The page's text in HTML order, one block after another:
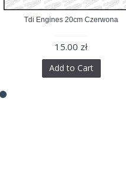
Tdi Engines 20cm Czerwona
15.00 zł
Add to Cart